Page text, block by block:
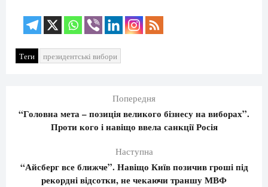
Теги президентські вибори
Попередня
“Головна мета – позиція великого бізнесу на виборах”.
Проти кого і навіщо ввела санкції Росія
Наступна
“Айсберг все ближче”. Навіщо Київ позичив гроші під
рекордні відсотки, не чекаючи траншу МВФ